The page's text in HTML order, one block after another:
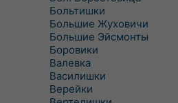
Больтишки
Большие Жуховичи
Большие Эйсмонты
Боровики
Валевка
Василишки
Верейки